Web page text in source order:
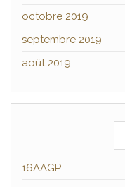
octobre 2019
septembre 2019
août 2019
16AAGP